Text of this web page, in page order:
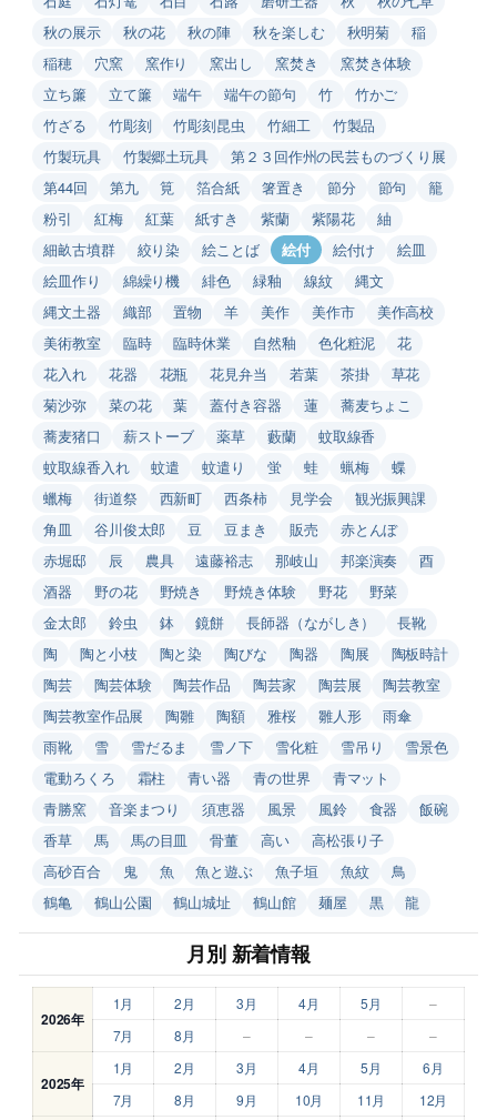
秋の展示
秋の花 秋の陣 秋を楽しむ 秋明菊
稲
稲穂
穴窯 窯作り 窯出し 窯焚き
窯焚き体験
立ち簾
立て簾 端午 端午の節句 竹
竹かご
竹ざる
竹彫刻 竹彫刻昆虫 竹細工
竹製品
竹製玩具
竹製郷土玩具
第２３回作州の民芸ものづくり展
第44回
第九 筧 箔合紙 箸置き 節分 節句
籠
粉引
紅梅 紅葉 紙すき 紫蘭 紫陽花
紬
細畝古墳群
絞り染 絵ことば 絵付 絵付け
絵皿
絵皿作り
綿繰り機 緋色 緑釉 線紋
縄文
縄文土器
織部 置物 羊 美作 美作市
美作高校
美術教室
臨時 臨時休業 自然釉 色化粧泥
花
花入れ
花器 花瓶 花見弁当 若葉 茶掛
草花
菊沙弥
菜の花 葉 蓋付き容器 蓮
蕎麦ちょこ
蕎麦猪口
薪ストーブ 薬草 藪蘭
蚊取線香
蚊取線香入れ
蚊遣 蚊遣り 蛍 蛙 蝋梅
蝶
蠟梅
街道祭 西新町 西条柿 見学会
観光振興課
角皿
谷川俊太郎 豆 豆まき 販売
赤とんぼ
赤堀邸
辰 農具 遠藤裕志 那岐山 邦楽演奏
酉
酒器
野の花 野焼き 野焼き体験 野花
野菜
金太郎
鈴虫 鉢 鏡餅 長師器（ながしき）
長靴
陶
陶と小枝 陶と染 陶びな 陶器 陶展
陶板時計
陶芸
陶芸体験 陶芸作品 陶芸家 陶芸展
陶芸教室
陶芸教室作品展
陶雛 陶額 雅桜 雛人形
雨傘
雨靴
雪 雪だるま 雪ノ下 雪化粧 雪吊り
雪景色
電動ろくろ
霜柱 青い器 青の世界
青マット
青勝窯
音楽まつり 須恵器 風景 風鈴 食器
飯碗
香草
馬 馬の目皿 骨董 高い
高松張り子
高砂百合
鬼 魚 魚と遊ぶ 魚子垣 魚紋
鳥
鶴亀
鶴山公園 鶴山城址 鶴山館 麺屋 黒 龍
月別 新着情報
2026年
1月 2月 3月 4月 5月
–
7月
8月 – – – –
2025年
1月 2月 3月 4月 5月
6月
7月
8月 9月 10月 11月 12月